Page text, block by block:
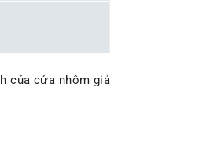
của cửa nhôm giả